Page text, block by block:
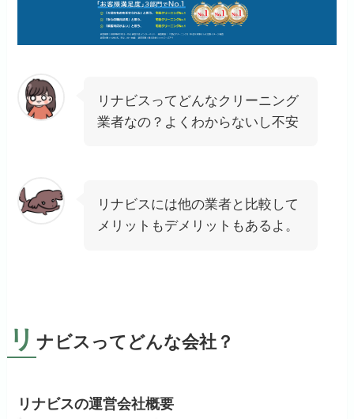
リナビスってどんなクリーニング
業者なの？よくわからないし不安
リナビスには他の業者と比較して
メリットもデメリットもあるよ。
リ ナビスってどんな会社？
リナビスの運営会社概要